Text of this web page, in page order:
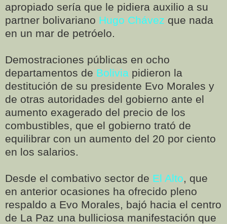
apropiado sería que le pidiera auxilio a su
partner bolivariano Hugo Chávez que nada
en un mar de petróelo.
Demostraciones públicas en ocho
departamentos de Bolivia pidieron la
destitución de su presidente Evo Morales y
de otras autoridades del gobierno ante el
aumento exagerado del precio de los
combustibles, que el gobierno trató de
equilibrar con un aumento del 20 por ciento
en los salarios.
Desde el combativo sector de El Alto, que
en anterior ocasiones ha ofrecido pleno
respaldo a Evo Morales, bajó hacia el centro
de La Paz una bulliciosa manifestación que